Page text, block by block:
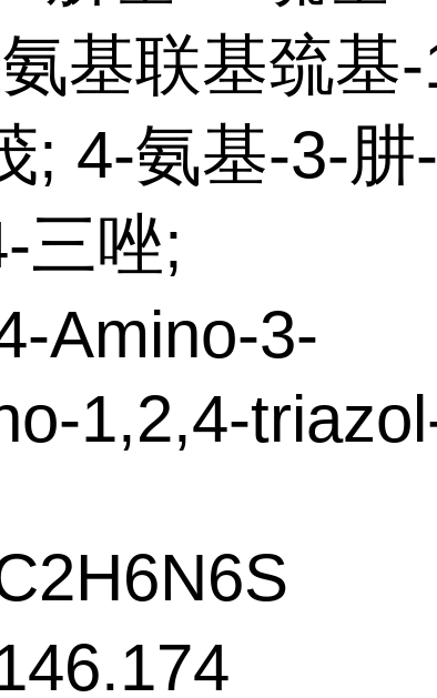
基联基巯基
; 4-氨基-3-肼
三唑;
Amino-3-
1,2,4-